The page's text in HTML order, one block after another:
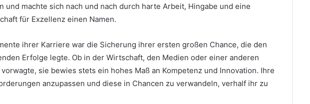
und machte sich nach und nach durch harte Arbeit, Hingabe und eine
für Exzellenz einen Namen.
ihrer Karriere war die Sicherung ihrer ersten großen Chance, die den
Erfolge legte. Ob in der Wirtschaft, den Medien oder einer anderen
sie bewies stets ein hohes Maß an Kompetenz und Innovation. Ihre
anzupassen und diese in Chancen zu verwandeln, verhalf ihr zu